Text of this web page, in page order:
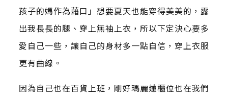
孩子的媽作為藉口」想要夏天也能穿得美美的，露
出我長長的腿、穿上無袖上衣，所以下定決心要多
愛自己一些，讓自己的身材多一點自信，穿上衣服
更有曲線。
因為自己也在百貨上班，剛好瑪麗蓮櫃位也在我們